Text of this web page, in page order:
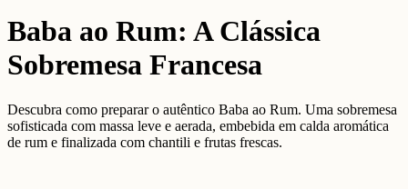
Baba ao Rum: A Clássica
Sobremesa Francesa
Descubra como preparar o autêntico Baba ao Rum. Uma sobremesa
sofisticada com massa leve e aerada, embebida em calda aromática
de rum e finalizada com chantili e frutas frescas.